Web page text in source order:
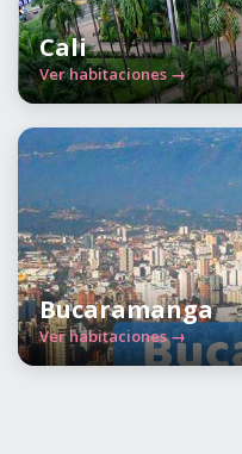
Cali
Ver habitaciones →
Bucaramanga
Ver habitaciones →